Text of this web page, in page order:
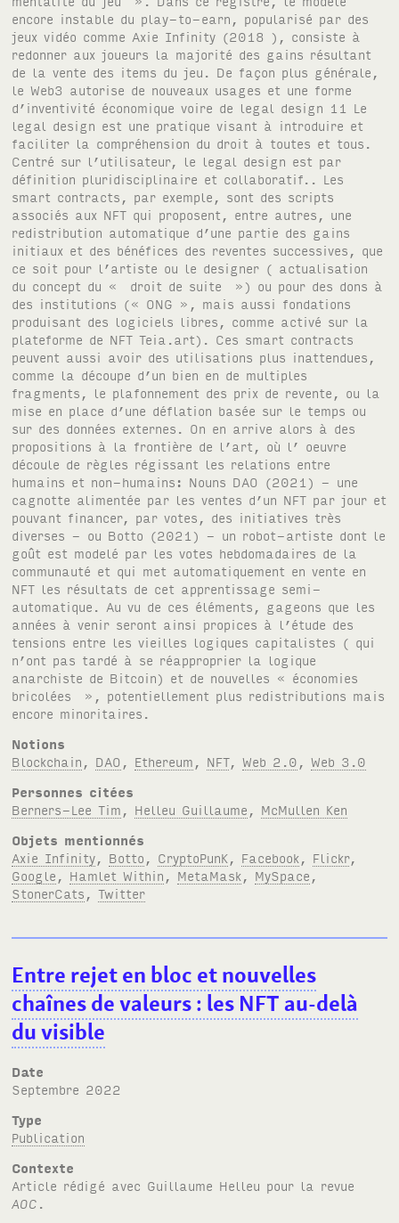
Notions
Blockchain
DAO Ethereum NFT,Web 2.0 ,Web 3.0
Personnes citées
Berners-Lee Tim
Helleu Guillaume
McMullen Ken
Objets mentionnés
Axie Infinity
Botto CryptoPunK Facebook Flickr,
Google
Hamlet Within MetaMask MySpace
StonerCats ,Twitter
Entre rejet en bloc et nouvelles
chaînes de valeurs: les NFT au-delà
du visible
Date
septembre 2022
Type
Publication
Contexte
Article rédigé avec Guillaume Helleu pour la revue
AOC